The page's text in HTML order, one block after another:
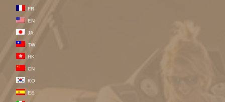
FR
EN
JA
TW
HK
CN
KO
ES